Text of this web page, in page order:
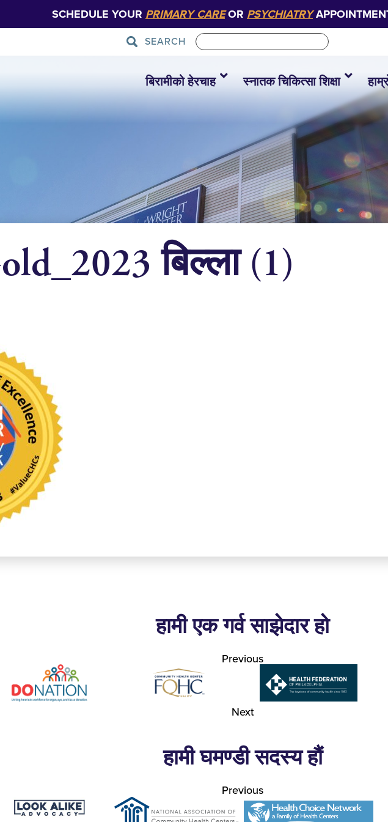
SCHEDULE YOUR PRIMARY CAREOR PSYCHIATRY
SEARCH
बिरामीको हेरचाह स्नातक चिकित्सा शिक्षा
बिल्ला (1)
हामी एक गर्व साझेदार हो
Previous
Next
हामी घमण्डी सदस्य हौं
Previous